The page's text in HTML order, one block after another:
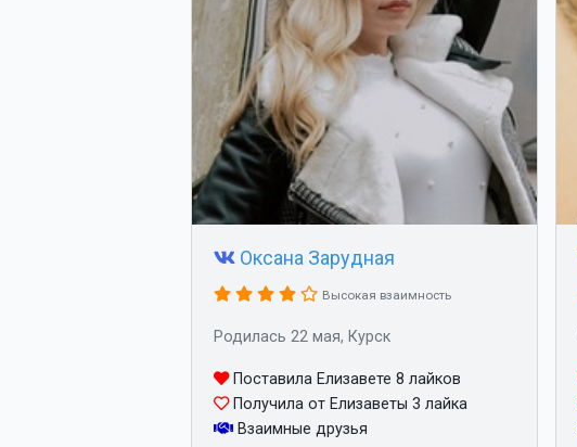
Оксана Зарудная
Высокая взаимность
Родилась 22 мая, Курск
Поставила Елизавете 8 лайков
Получила от Елизаветы 3 лайка
Взаимные друзья